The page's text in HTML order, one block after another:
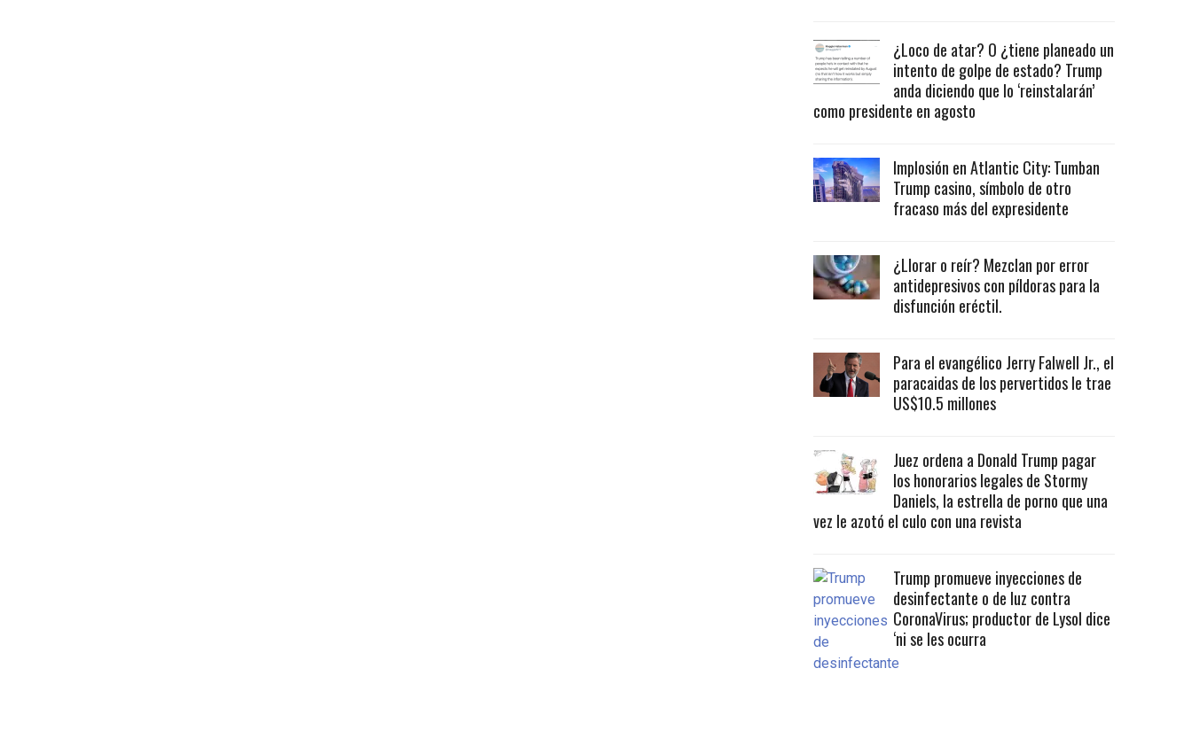
¿Loco de atar? O ¿tiene planeado un
intento de golpe de estado? Trump
anda diciendo que lo ‘reinstalarán’
como presidente en agosto
Implosión en Atlantic City: Tumban
Trump casino, símbolo de otro
fracaso más del expresidente
¿Llorar o reír? Mezclan por error
antidepresivos con píldoras para la
disfunción eréctil.
Para el evangélico Jerry Falwell Jr., el
paracaidas de los pervertidos le trae
US$10.5 millones
Juez ordena a Donald Trump pagar
los honorarios legales de Stormy
Daniels, la estrella de porno que una
vez le azotó el culo con una revista
Trump promueve inyecciones de
desinfectante o de luz contra
CoronaVirus; productor de Lysol dice
‘ni se les ocurra